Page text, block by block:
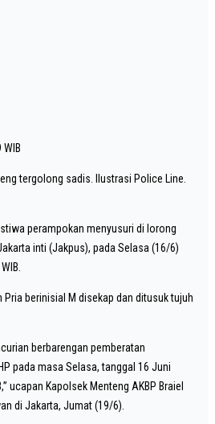
tergolong sadis. Ilustrasi Police Line.
perampokan menyusuri di lorong
inti (Jakpus), pada Selasa (16/6)
berinisial M disekap dan ditusuk tujuh
berbarengan pemberatan
pada masa Selasa, tanggal 16 Juni
ucapan Kapolsek Menteng AKBP Braiel
di Jakarta, Jumat (19/6).